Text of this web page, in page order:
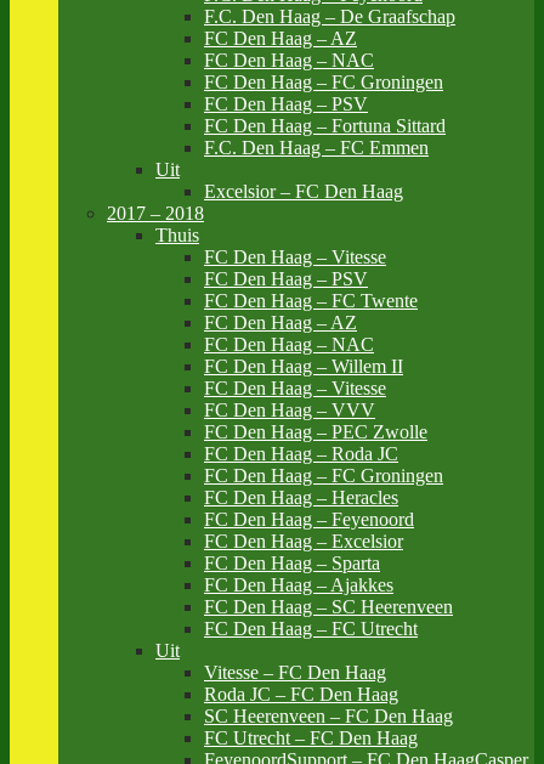
F.C. Den Haag – De Graafschap
FC Den Haag – AZ
FC Den Haag – NAC
FC Den Haag – FC Groningen
FC Den Haag – PSV
FC Den Haag – Fortuna Sittard
F.C. Den Haag – FC Emmen
Uit
Excelsior – FC Den Haag
2017 – 2018
Thuis
FC Den Haag – Vitesse
FC Den Haag – PSV
FC Den Haag – FC Twente
FC Den Haag – AZ
FC Den Haag – NAC
FC Den Haag – Willem II
FC Den Haag – Vitesse
FC Den Haag – VVV
FC Den Haag – PEC Zwolle
FC Den Haag – Roda JC
FC Den Haag – FC Groningen
FC Den Haag – Heracles
FC Den Haag – Feyenoord
FC Den Haag – Excelsior
FC Den Haag – Sparta
FC Den Haag – Ajakkes
FC Den Haag – SC Heerenveen
FC Den Haag – FC Utrecht
Uit
Vitesse – FC Den Haag
Roda JC – FC Den Haag
SC Heerenveen – FC Den Haag
FC Utrecht – FC Den Haag
FeyenoordSupport – FC Den HaagCasper